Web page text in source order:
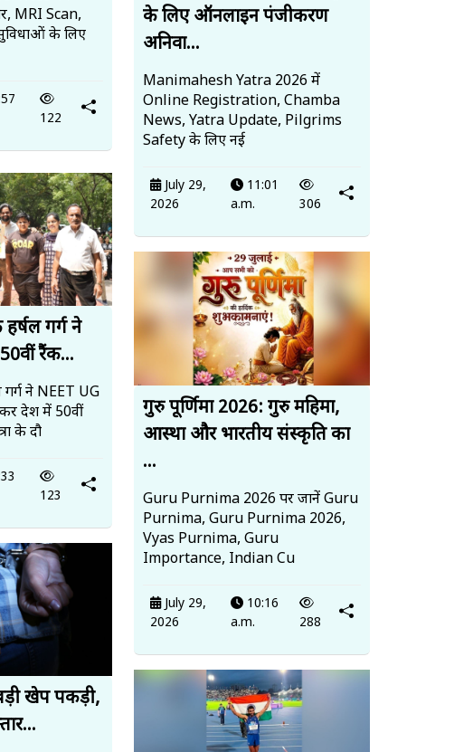
MRI Scan,
के लिए
122
गर्ग ने
रैंक...
ने NEET UG
देश में 50वीं
के दौ
123
खेप पकड़ी,
के लिए ऑनलाइन पंजीकरण
अनिवा...
Manimahesh Yatra 2026 में
Online Registration, Chamba
News, Yatra Update, Pilgrims
Safety के लिए नई
July 29,
2026
11:01
a.m.
306
गुरु पूर्णिमा 2026: गुरु महिमा,
आस्था और भारतीय संस्कृति का
...
Guru Purnima 2026 पर जानें Guru
Purnima, Guru Purnima 2026,
Vyas Purnima, Guru
Importance, Indian Cu
July 29,
2026
10:16
a.m.
288